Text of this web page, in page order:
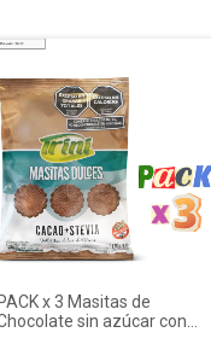
PACK x 3 Masitas de
sin azúcar con